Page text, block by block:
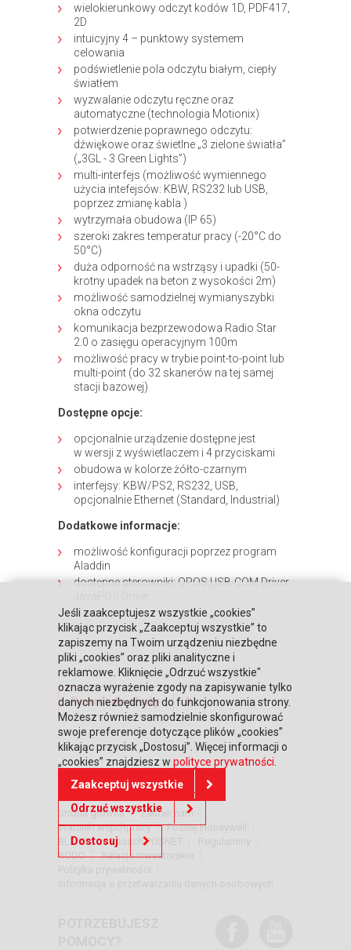
wielokierunkowy odczyt kodów 1D, PDF417,
2D
intuicyjny 4 – punktowy systemem
celowania
podświetlenie pola odczytu białym, ciepły
światłem
wyzwalanie odczytu ręczne oraz
automatyczne (technologia Motionix)
potwierdzenie poprawnego odczytu:
dźwiękowe oraz świetlne „3 zielone światła”
(„3GL - 3 Green Lights”)
multi-interfejs (możliwość wymiennego
użycia intefejsów: KBW, RS232 lub USB,
poprzez zmianę kabla )
wytrzymała obudowa (IP 65)
szeroki zakres temperatur pracy (-20°C do
50°C)
duża odporność na wstrząsy i upadki (50-
krotny upadek na beton z wysokości 2m)
możliwość samodzielnej wymianyszybki
okna odczytu
komunikacja bezprzewodowa Radio Star
2.0 o zasięgu operacyjnym 100m
możliwość pracy w trybie point-to-point lub
multi-point (do 32 skanerów na tej samej
stacji bazowej)
Dostępne opcje:
opcjonalnie urządzenie dostępne jest
w wersji z wyświetlaczem i 4 przyciskami
obudowa w kolorze żółto-czarnym
interfejsy: KBW/PS2, RS232, USB,
opcjonalnie Ethernet (Standard, Industrial)
Dodatkowe informacje:
możliwość konfiguracji poprzez program
Aladdin
dostępne sterowniki: OPOS,USB-COM Driver,
Powrót do oferty
DOWIEDZ SIĘ WIĘCEJ
Strona główna
Zaufali nam
Warunki współpracy
Poznaj Honeywell
BLIKIEM na kasach POSNET
RODO
Relacje inwestorskie
Jeśli zaakceptujesz wszystkie „cookies”
klikając przycisk „Zaakceptuj wszystkie” to
zapiszemy na Twoim urządzeniu niezbędne
pliki „cookies” oraz pliki analityczne i
reklamowe. Kliknięcie „Odrzuć wszystkie"
oznacza wyrażenie zgody na zapisywanie tylko
danych niezbędnych do funkcjonowania strony.
Możesz również samodzielnie skonfigurować
swoje preferencje dotyczące plików „cookies”
klikając przycisk „Dostosuj”. Więcej informacji o
„cookies” znajdziesz w polityce prywatności
Zaakceptuj wszystkie
Odrzuć wszystkie
Dostosuj